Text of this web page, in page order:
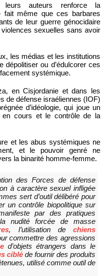
leurs auteurs renforce la
fait même que ces barbares
de leur guerre génocidaire
sexuelles sans avoir
les médias et les institutions
dépolitiser ou d’édulcorer ces
systémique.
en Cisjordanie et dans les
de défense israéliennes (IOF)
d’idéologie, qui joue un
en cours et le contrôle de la
et les abus systémiques ne
et le pouvoir genré ne
la binarité homme-femme.
des Forces de défense
à caractère sexuel infligée
sert d’outil délibéré pour
un contrôle biopolitique sur
par des pratiques
nudité forcée de masse
, l’utilisation dechiens
commettre des agressions
d’objets étrangers dans le
cibléde fournir des produits
utilisé comme outil de